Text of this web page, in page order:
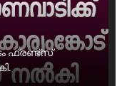
ഫ്രണ്ട്സ്